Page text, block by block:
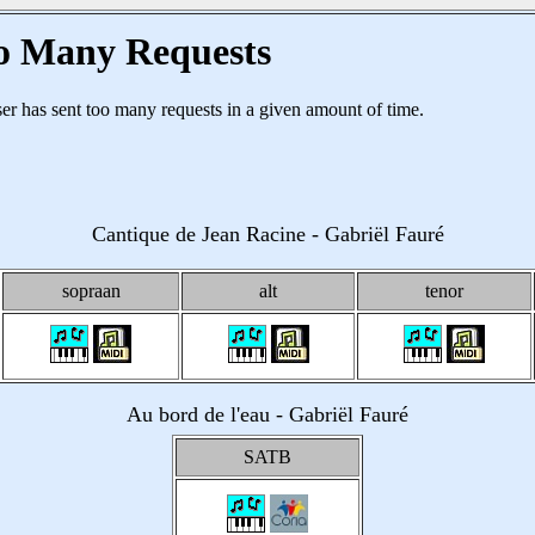
Cantique de Jean Racine - Gabriël Fauré
sopraan alt tenor
Au bord de l'eau - Gabriël Fauré
SATB